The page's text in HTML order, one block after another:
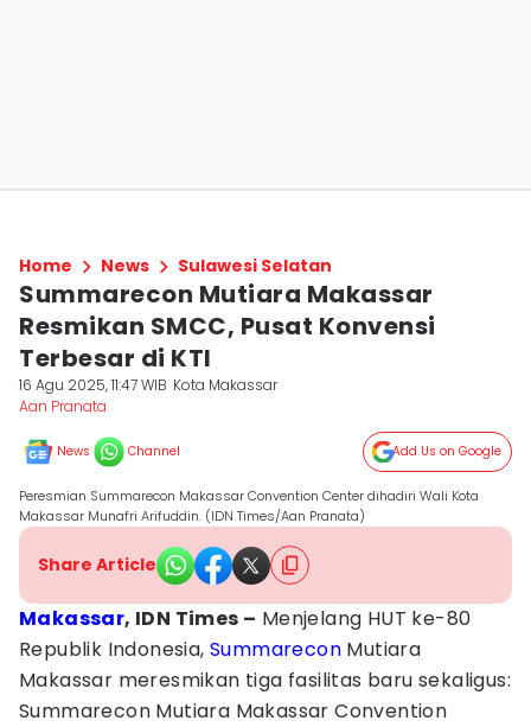
Home News Sulawesi Selatan
Summarecon Mutiara Makassar
Resmikan SMCC, Pusat Konvensi
Terbesar di KTI
16 Agu 2025, 11:47 WIB Kota Makassar
Aan Pranata
News Channel Add Us on Google
Peresmian Summarecon Makassar Convention Center dihadiri Wali Kota
Makassar Munafri Arifuddin. (IDN Times/Aan Pranata)
Share Article
Makassar, IDN Times – Menjelang HUT ke-80
Republik Indonesia, Summarecon Mutiara
Makassar meresmikan tiga fasilitas baru sekaligus:
Summarecon Mutiara Makassar Convention